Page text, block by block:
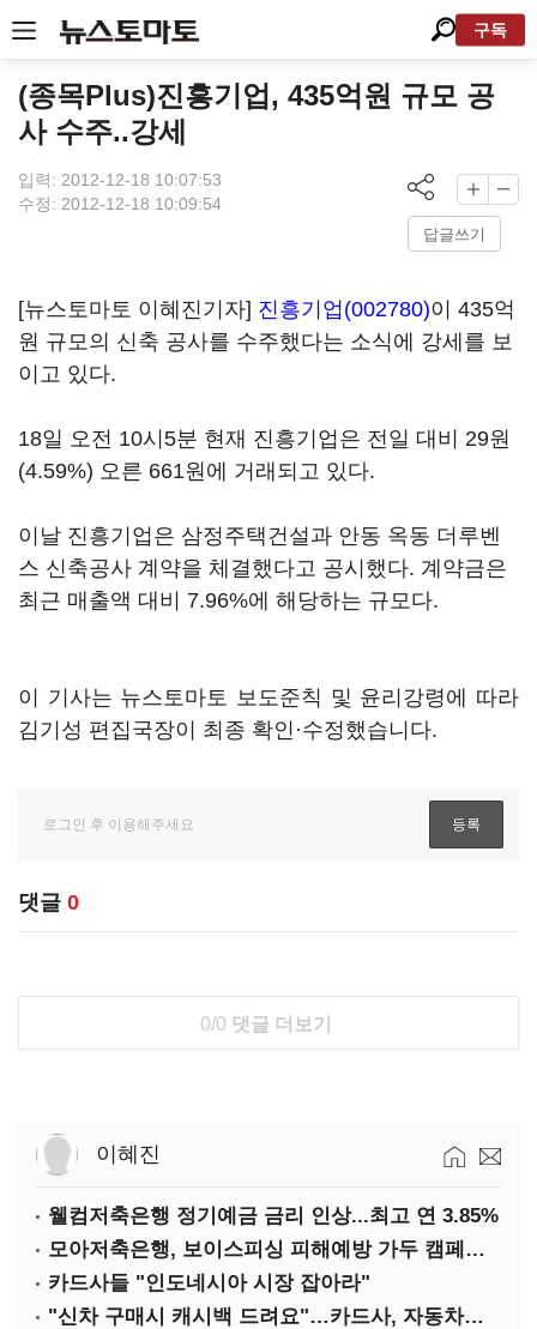
구독
(종목Plus)진흥기업, 435억원 규모 공
사 수주..강세
입력: 2012-12-18 10:07:53
수정: 2012-12-18 10:09:54
답글쓰기
[뉴스토마토 이혜진기자] 진흥기업(002780)이 435억
원 규모의 신축 공사를 수주했다는 소식에 강세를 보
이고 있다.
18일 오전 10시5분 현재 진흥기업은 전일 대비 29원
(4.59%) 오른 661원에 거래되고 있다.
이날 진흥기업은 삼정주택건설과 안동 옥동 더루벤
스 신축공사 계약을 체결했다고 공시했다. 계약금은
최근 매출액 대비 7.96%에 해당하는 규모다.
이 기사는 뉴스토마토 보도준칙 및 윤리강령에 따라
김기성 편집국장이 최종 확인·수정했습니다.
댓글 0
0/0 댓글 더보기
이혜진
웰컴저축은행 정기예금 금리 인상...최고 연 3.85%
모아저축은행, 보이스피싱 피해예방 가두 캠페인 실시
카드사들 "인도네시아 시장 잡아라"
"신차 구매시 캐시백 드려요"…카드사, 자동차금융 마케팅